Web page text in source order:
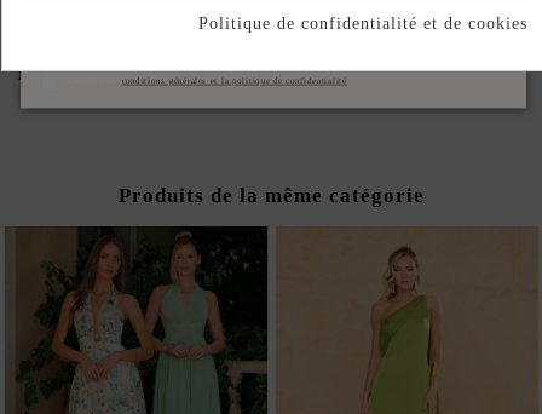
DESCRIPTION
Produits de la même catégorie
conditions générales et la politique de confidentialité
Politique de confidentialité et de cookies